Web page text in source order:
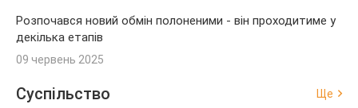
Розпочався новий обмін полоненими - він проходитиме у
декілька етапів
09 червень 2025
Суспільство Ще